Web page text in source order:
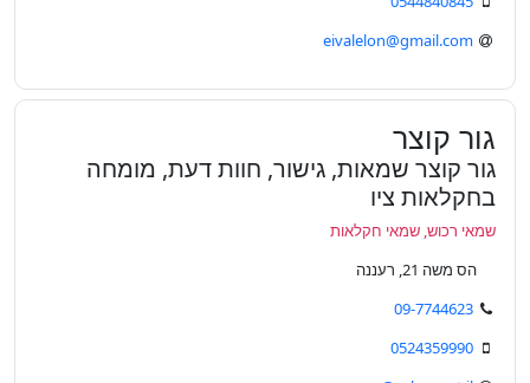
eivalelon@gmail.com
גור קוצר
גור קוצר שמאות, גישור, חוות דעת, מומחה
בחקלאות ציו
שמאי רכוש, שמאי חקלאות
הס משה 21, רעננה
09-7744623
0524359990